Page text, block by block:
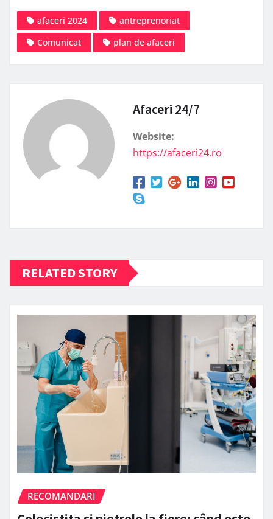
afaceri 2024
antreprenoriat
Comunicat
plan de afaceri
Afaceri 24/7
Website:
https://afaceri24.ro
RELATED STORY
RECOMANDARI